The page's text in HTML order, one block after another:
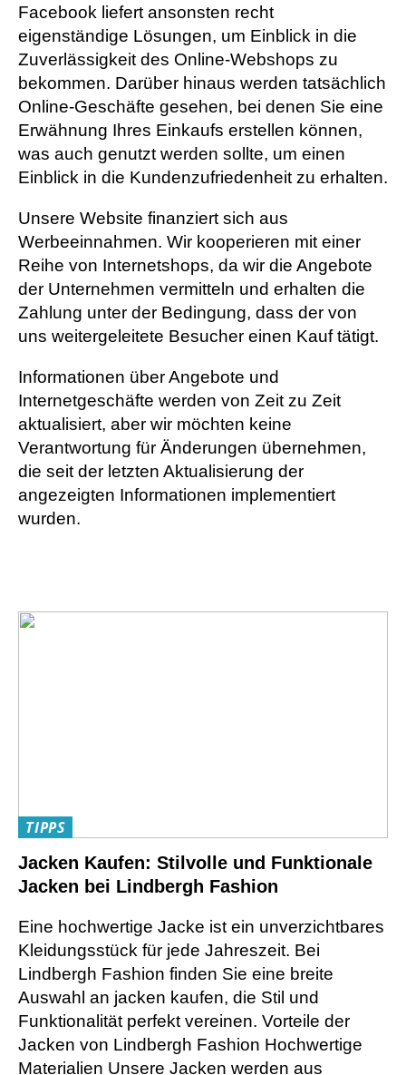
Facebook liefert ansonsten recht
eigenständige Lösungen, um Einblick in die
Zuverlässigkeit des Online-Webshops zu
bekommen. Darüber hinaus werden tatsächlich
Online-Geschäfte gesehen, bei denen Sie eine
Erwähnung Ihres Einkaufs erstellen können,
was auch genutzt werden sollte, um einen
Einblick in die Kundenzufriedenheit zu erhalten.
Unsere Website finanziert sich aus
Werbeeinnahmen. Wir kooperieren mit einer
Reihe von Internetshops, da wir die Angebote
der Unternehmen vermitteln und erhalten die
Zahlung unter der Bedingung, dass der von
uns weitergeleitete Besucher einen Kauf tätigt.
Informationen über Angebote und
Internetgeschäfte werden von Zeit zu Zeit
aktualisiert, aber wir möchten keine
Verantwortung für Änderungen übernehmen,
die seit der letzten Aktualisierung der
angezeigten Informationen implementiert
wurden.
TIPPS
Jacken Kaufen: Stilvolle und Funktionale
Jacken bei Lindbergh Fashion
Eine hochwertige Jacke ist ein unverzichtbares
Kleidungsstück für jede Jahreszeit. Bei
Lindbergh Fashion finden Sie eine breite
Auswahl an jacken kaufen, die Stil und
Funktionalität perfekt vereinen. Vorteile der
Jacken von Lindbergh Fashion Hochwertige
Materialien Unsere Jacken werden aus